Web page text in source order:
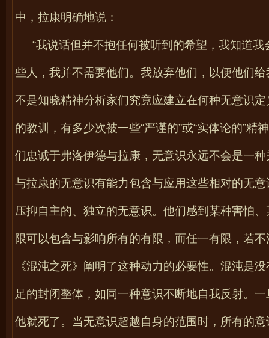
中，拉康明确地说：
“我说话但并不抱任何被听到的希望，我知道
些人，我并不需要他们。我放弃他们，以便他们
不是知晓精神分析家们究竟应建立在何种无意识
的教训，有多少次被一些“严谨的”或“实体论的”
们忠诚于弗洛伊德与拉康，无意识永远不会是一
与拉康的无意识有能力包含与应用这些相对的无
压抑自主的、独立的无意识。他们感到某种害怕
限可以包含与影响所有的有限，而任一有限，若
《混沌之死》阐明了这种动力的必要性。混沌是
足的封闭整体，如同一种意识不断地自我反射。
他就死了。当无意识超越自身的范围时，所有的